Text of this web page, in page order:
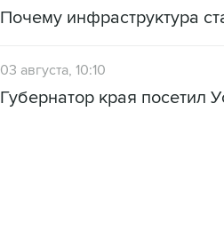
Почему инфраструктура
03 августа, 10:10
Губернатор края посетил